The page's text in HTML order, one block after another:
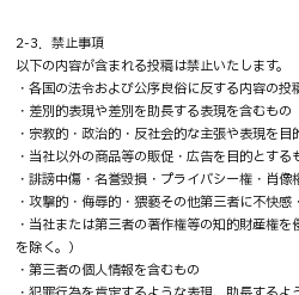
2-3．禁止事項
以下の内容が含まれる投稿は禁止いたします。
・各国の法令および公序良俗に反する内容の投
・差別的表現や差別を助長する表現を含むもの
・宗教的・政治的・反社会的な主張や表現を目
・当社以外の商品等の販促・広告を目的とする
・誹謗中傷・名誉毀損・プライバシー権・肖像
・攻撃的・侮辱的・猥褻その他第三者に不快
・当社または第三者の著作権等の知的財産権
を除く。）
・第三者の個人情報を含むもの